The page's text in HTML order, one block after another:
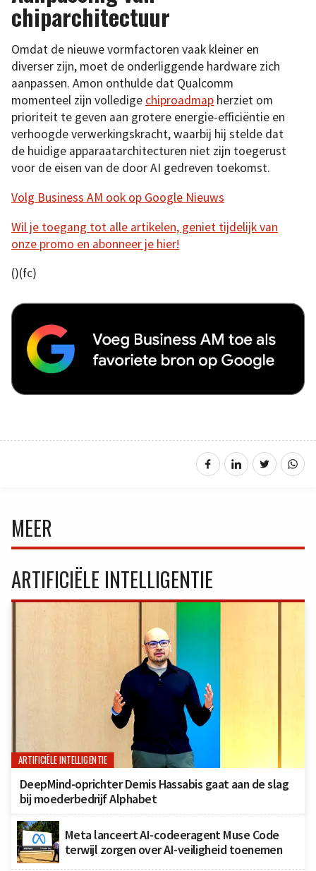
chiparchitectuur
Omdat de nieuwe vormfactoren vaak kleiner en
diverser zijn, moet de onderliggende hardware zich
aanpassen. Amon onthulde dat Qualcomm
momenteel zijn volledige chiproadmap herziet om
prioriteit te geven aan grotere energie-efficiëntie en
verhoogde verwerkingskracht, waarbij hij stelde dat
de huidige apparaatarchitecturen niet zijn toegerust
voor de eisen van de door AI gedreven toekomst.
Volg Business AM ook op Google Nieuws
Wil je toegang tot alle artikelen, geniet tijdelijk van
onze promo en abonneer je hier!
()(fc)
MEER
ARTIFICIËLE INTELLIGENTIE
ARTIFICIËLE INTELLIGENTIE
DeepMind-oprichter Demis Hassabis gaat aan de slag
bij moederbedrijf Alphabet
Meta lanceert AI-codeeragent Muse Code
terwijl zorgen over AI-veiligheid toenemen